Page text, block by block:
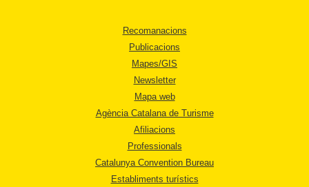
Recomanacions
Publicacions
Mapes/GIS
Newsletter
Mapa web
Agència Catalana de Turisme
Afiliacions
Professionals
Catalunya Convention Bureau
Establiments turístics